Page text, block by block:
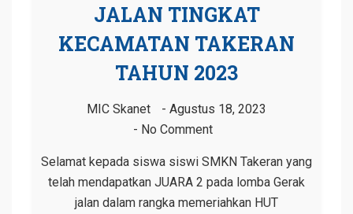
JALAN TINGKAT
KECAMATAN TAKERAN
TAHUN 2023
MIC Skanet
Agustus 18, 2023
No Comment
Selamat kepada siswa siswi SMKN Takeran yang
telah mendapatkan JUARA 2 pada lomba Gerak
jalan dalam rangka memeriahkan HUT